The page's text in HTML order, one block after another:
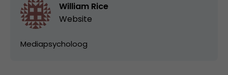
William Rice
Website
Mediapsycholoog